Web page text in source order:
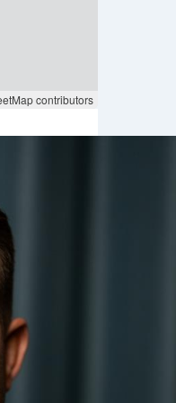
contributors